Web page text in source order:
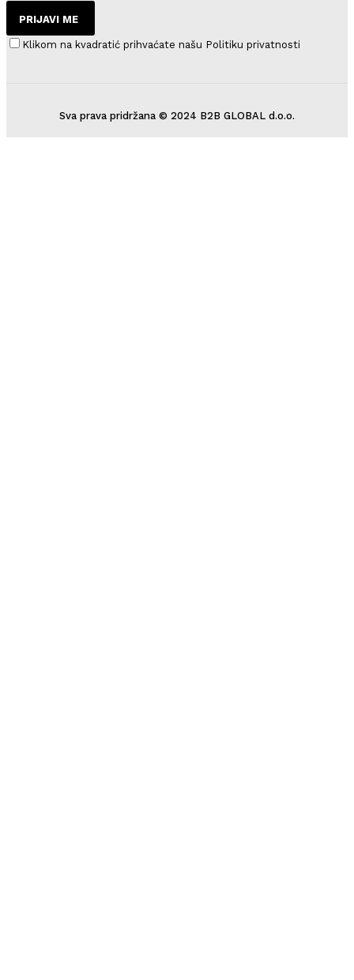
PRIJAVI ME
Klikom na kvadratić prihvaćate našu Politiku privatnosti
Sva prava pridržana © 2024 B2B GLOBAL d.o.o.